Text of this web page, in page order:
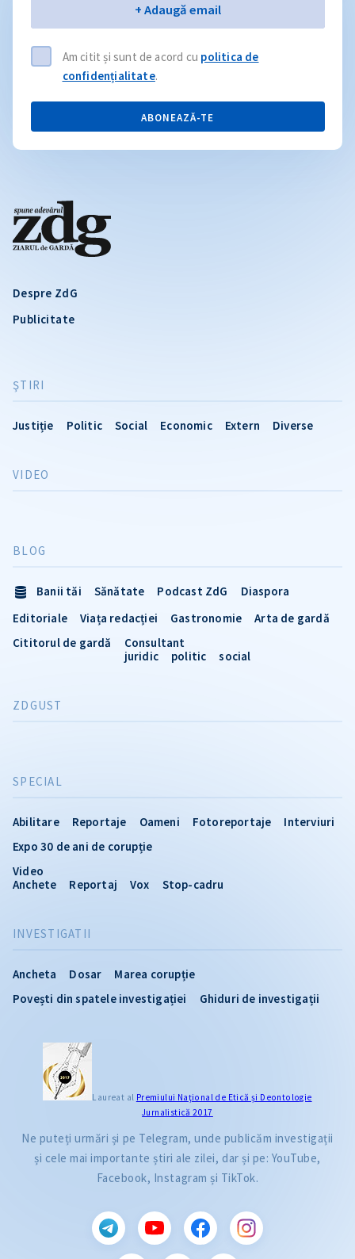
Despre ZdG
Publicitate
ŞTIRI
Justiție Politic Social Economic Extern Diverse
INVESTIGATII
Ancheta Dosar
Marea corupție
Povești din spatele investigației
Ghiduri de investigații
VIDEO
SPECIAL
Abilitare Reportaje Oameni Fotoreportaje
Interviuri
Expo 30 de ani de corupție
Video
Anchete
Reportaj Vox Stop-cadru
BLOG
Banii tăi Sănătate Podcast ZdG
Diaspora
Editoriale
Viața redacției Gastronomie
Arta de gardă
Cititorul de gardă
Consultant
juridic
politic social
ZDGUST
+ Adaugă email
Am citit și sunt de acord cu politica de
confidențialitate.
ABONEAZĂ-TE
Laureat al Premiului Naţional de Etică și Deontologie
Jurnalistică 2017
Ne puteți urmări și pe Telegram, unde publicăm investigații
și cele mai importante știri ale zilei, dar și pe: YouTube,
Facebook, Instagram și TikTok.